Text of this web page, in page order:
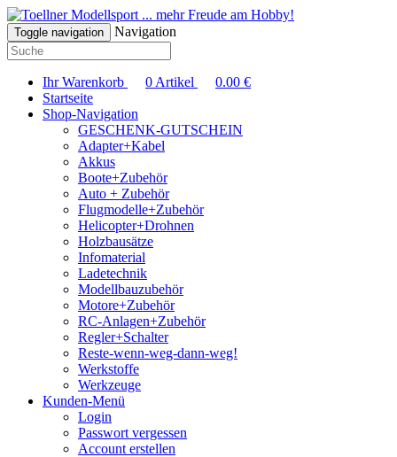
... mehr Freude am Hobby!
Toggle navigation Navigation
Ihr Warenkorb 0 Artikel 0.00 €
Startseite
Shop-Navigation
GESCHENK-GUTSCHEIN
Adapter+Kabel
Akkus
Boote+Zubehör
Auto + Zubehör
Flugmodelle+Zubehör
Helicopter+Drohnen
Holzbausätze
Infomaterial
Ladetechnik
Modellbauzubehör
Motore+Zubehör
RC-Anlagen+Zubehör
Regler+Schalter
Reste-wenn-weg-dann-weg!
Werkstoffe
Werkzeuge
Kunden-Menü
Login
Passwort vergessen
Account erstellen